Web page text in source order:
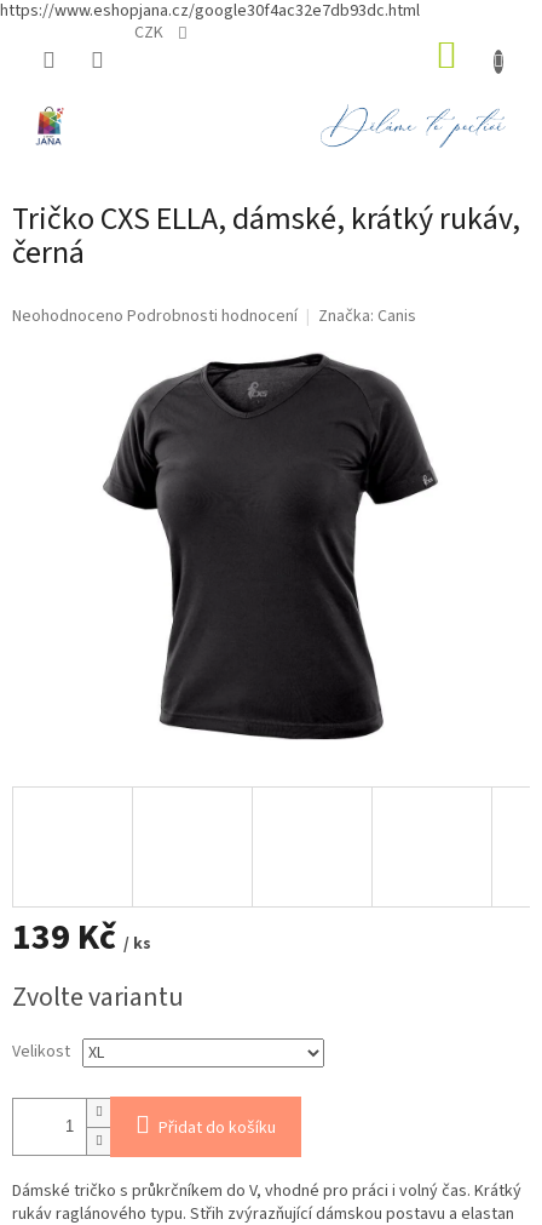
https://www.eshopjana.cz/google30f4ac32e7db93dc.html
CZK
Tričko CXS ELLA, dámské, krátký rukáv,
černá
Průměrné
Neohodnoceno Podrobnosti hodnocení Značka: Canis
139 Kč / ks
cena:
Zvolte variantu
Velikost
Přidat do košíku
Dámské tričko s průkrčníkem do V, vhodné pro práci i volný čas. Krátký
rukáv raglánového typu. Střih zvýrazňující dámskou postavu a elastan